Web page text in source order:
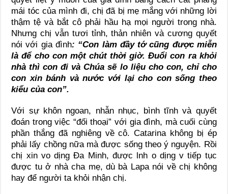
mái tóc của mình đi, chị đã bị mẹ mắng với những lời
thậm tệ và bắt cô phải hầu hạ mọi người trong nhà.
Nhưng chị vẫn tươi tỉnh, thản nhiên và cương quyết
nói với gia đình: “Con làm đầy tớ cũng được miễn
là để cho con một chút thời giờ. Đuổi con ra khỏi
nhà thì con đi và Chúa sẽ lo liệu cho con, chỉ cho
con xin bánh và nước với lại cho con sống theo
kiểu của con”.
Với sự khôn ngoan, nhẫn nhục, bình tĩnh và quyết
đoán trong việc “đối thoại” với gia đình, mà cuối cùng
phần thắng đã nghiêng về cô. Catarina không bị ép
phải lấy chồng nữa mà được sống theo ý nguyện. Rồi
chị xin vo dịng Đa Minh, được lnh o dịng v tiếp tục
được tu ở nhà cha mẹ, dù bà Lapa nói về chị không
hay để người ta khỏi nhận chị.